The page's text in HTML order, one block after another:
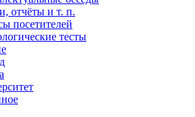
отчёты и т. п.
посетителей
тесты